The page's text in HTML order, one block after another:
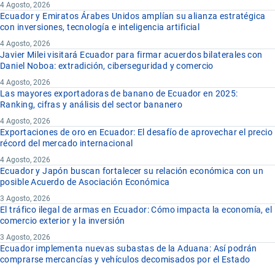
4 Agosto, 2026
Ecuador y Emiratos Árabes Unidos amplían su alianza estratégica
con inversiones, tecnología e inteligencia artificial
4 Agosto, 2026
Javier Milei visitará Ecuador para firmar acuerdos bilaterales con
Daniel Noboa: extradición, ciberseguridad y comercio
4 Agosto, 2026
Las mayores exportadoras de banano de Ecuador en 2025:
Ranking, cifras y análisis del sector bananero
4 Agosto, 2026
Exportaciones de oro en Ecuador: El desafío de aprovechar el precio
récord del mercado internacional
4 Agosto, 2026
Ecuador y Japón buscan fortalecer su relación económica con un
posible Acuerdo de Asociación Económica
3 Agosto, 2026
El tráfico ilegal de armas en Ecuador: Cómo impacta la economía, el
comercio exterior y la inversión
3 Agosto, 2026
Ecuador implementa nuevas subastas de la Aduana: Así podrán
comprarse mercancías y vehículos decomisados por el Estado